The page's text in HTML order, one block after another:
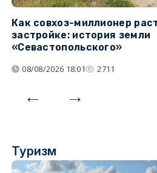
Как совхоз-миллионер
застройке: история земли
«Севастопольского»
08/08/2026 18:01 2711
Туризм